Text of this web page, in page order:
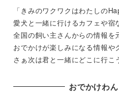
「きみのワクワクはわたしの
愛犬と一緒に行けるカフェや宿
全国の飼い主さんからの情報を
おでかけが楽しみになる情報や
さぁ次は君と一緒にどこに行こ
おでかけわ